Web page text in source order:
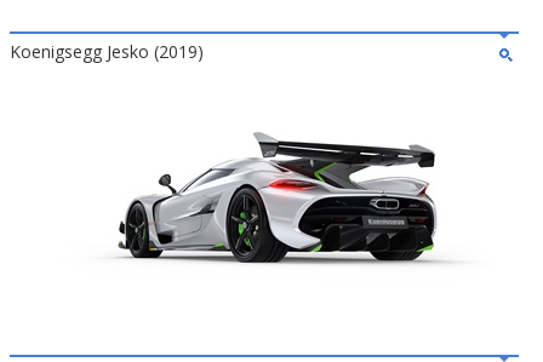
Koenigsegg Jesko (2019)